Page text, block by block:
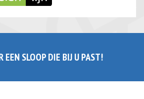
EEN SLOOP DIE BIJ U PAST!